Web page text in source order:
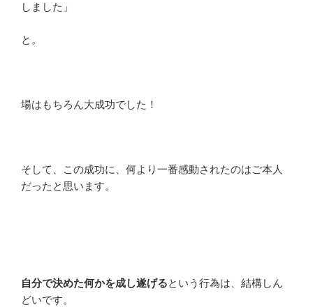
しました」
と。
場はもちろん大成功でした！
そして、この成功に、何より一番感動されたのはご本人
だったと思います。
自分で決めた何かを成し遂げるという行為は、結構しん
どいです。